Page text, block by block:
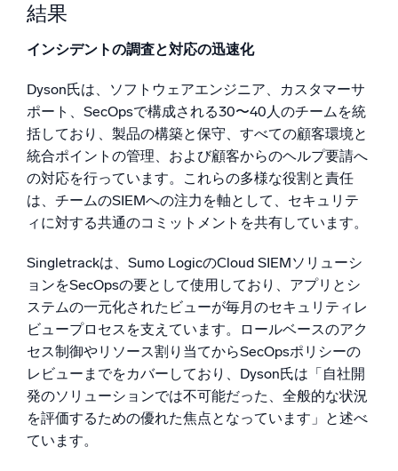
結果
インシデントの調査と対応の迅速化
Dyson氏は、ソフトウェアエンジニア、カスタマーサ
ポート、SecOpsで構成される30〜40人のチームを統
括しており、製品の構築と保守、すべての顧客環境と
統合ポイントの管理、および顧客からのヘルプ要請へ
の対応を行っています。これらの多様な役割と責任
は、チームのSIEMへの注力を軸として、セキュリテ
ィに対する共通のコミットメントを共有しています。
Singletrackは、Sumo LogicのCloud SIEMソリューシ
ョンをSecOpsの要として使用しており、アプリとシ
ステムの一元化されたビューが毎月のセキュリティレ
ビュープロセスを支えています。ロールベースのアク
セス制御やリソース割り当てからSecOpsポリシーの
レビューまでをカバーしており、Dyson氏は「自社開
発のソリューションでは不可能だった、全般的な状況
を評価するための優れた焦点となっています」と述べ
ています。